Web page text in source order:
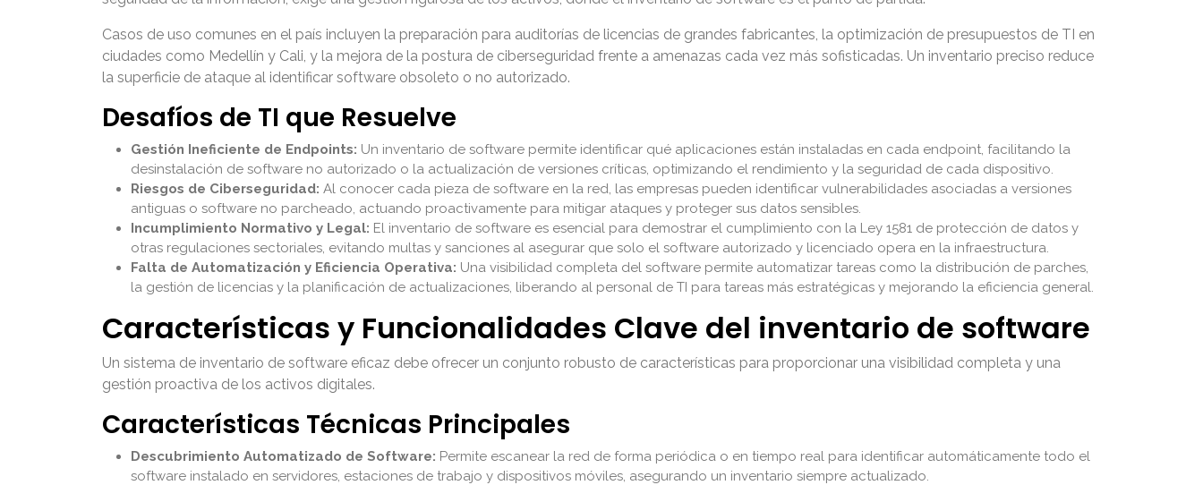
Casos de uso comunes en el país incluyen la preparación para auditorías de licencias de grandes fabricantes, la optimización de presupuestos de TI en
ciudades como Medellín y Cali, y la mejora de la postura de ciberseguridad frente a amenazas cada vez más sofisticadas. Un inventario preciso reduce
la superficie de ataque al identificar software obsoleto o no autorizado.
Desafíos de TI que Resuelve
Gestión Ineficiente de Endpoints: Un inventario de software permite identificar qué aplicaciones están instaladas en cada endpoint, facilitando la
desinstalación de software no autorizado o la actualización de versiones críticas, optimizando el rendimiento y la seguridad de cada dispositivo.
Riesgos de Ciberseguridad: Al conocer cada pieza de software en la red, las empresas pueden identificar vulnerabilidades asociadas a versiones
antiguas o software no parcheado, actuando proactivamente para mitigar ataques y proteger sus datos sensibles.
Incumplimiento Normativo y Legal: El inventario de software es esencial para demostrar el cumplimiento con la Ley 1581 de protección de datos y
otras regulaciones sectoriales, evitando multas y sanciones al asegurar que solo el software autorizado y licenciado opera en la infraestructura.
Falta de Automatización y Eficiencia Operativa: Una visibilidad completa del software permite automatizar tareas como la distribución de parches,
la gestión de licencias y la planificación de actualizaciones, liberando al personal de TI para tareas más estratégicas y mejorando la eficiencia general.
Características y Funcionalidades Clave del inventario de software
Un sistema de inventario de software eficaz debe ofrecer un conjunto robusto de características para proporcionar una visibilidad completa y una
gestión proactiva de los activos digitales.
Características Técnicas Principales
Descubrimiento Automatizado de Software: Permite escanear la red de forma periódica o en tiempo real para identificar automáticamente todo el
software instalado en servidores, estaciones de trabajo y dispositivos móviles, asegurando un inventario siempre actualizado.